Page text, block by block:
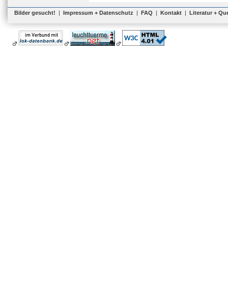
Bilder gesucht! | Impressum + Datenschutz | FAQ | Kontakt | Literatur +